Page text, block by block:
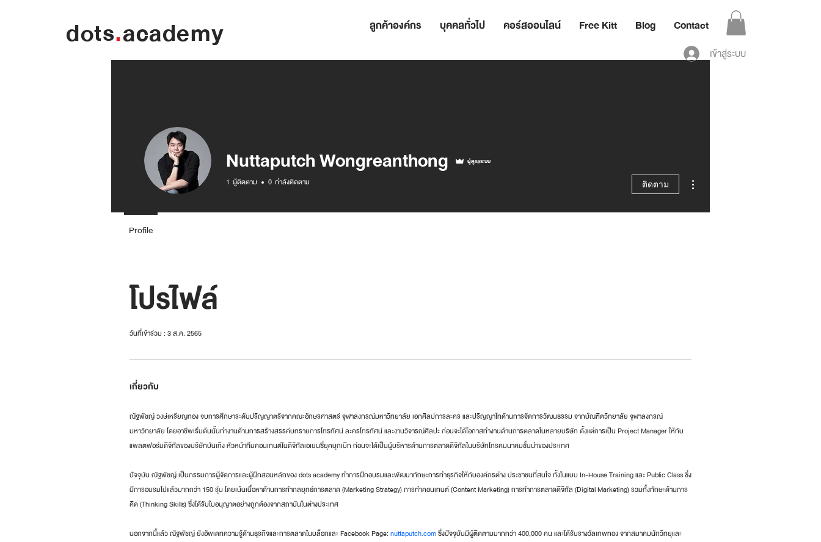
dots.academy ลูกค้าองค์กร บุคคลทั่วไป คอร์สออนไลน์ Free Kitt Blog Contact
เข้าสู่ระบบ
โปรไฟล์
วันที่เข้าร่วม : 3 ส.ค. 2565
เกี่ยวกับ
ณัฐพัชญ์ วงษ์เหรียญทอง จบการศึกษาระดับปริญญาตรีจากคณะอักษรศาสตร์ จุฬาลงกรณ์มหาวิทยาลัย เอกศิลปการละคร และปริญญาโทด้านการจัดการวัฒนธรรม จากบัณฑิตวิทยาลัย จุฬาลงกรณ์
มหาวิทยาลัย โดยอาชีพเริ่มต้นนั้นทำงานด้านการสร้างสรรค์บทรายการโทรทัศน์ ละครโทรทัศน์ และงานวิจารณ์ศิลปะ ก่อนจะได้โอกาสทำงานด้านการตลาดในหลายบริษัท ตั้งแต่การเป็น Project Manager ให้กับ
แพลตฟอร์มดิจิทัลของบริษัทบันเทิง หัวหน้าทีมคอนเทนต์ในดิจิทัลเอเยนซี่ยุคบุกเบิก ก่อนจะได้เป็นผู้บริหารด้านการตลาดดิจิทัลในบริษัทโทรคมนาคมชั้นนำของประเทศ
ปัจจุบัน ณัฐพัชญ์ เป็นกรรมการผู้จัดการและผู้ฝึกสอนหลักของ dots academy ทำการฝึกอบรมและพัฒนาทักษะการทำธุรกิจให้กับองค์กรต่าง ประชาชนที่สนใจ ทั้งในแบบ In-House Training และ Public Class ซึ่ง
มีการอบรมไปแล้วมากกว่า 150 รุ่น โดยเน้นเนื้อหาด้านการทำกลยุทธ์การตลาด (Marketing Strategy) การทำคอนเทนต์ (Content Marketing) การทำการตลาดดิจิทัล (Digital Marketing) รวมทั้งทักษะด้านการ
คิด (Thinking Skills) ซึ่งได้รับใบอนุญาตอย่างถูกต้องจากสถาบันในต่างประเทศ
นอกจากนี้แล้ว ณัฐพัชญ์ ยังอัพเดทความรู้ด้านธุรกิจและการตลาดในบล็อกและ Facebook Page: nuttaputch.com ซึ่งปัจจุบันมีผู้ติดตามมากกว่า 400,000 คน และได้รับรางวัลเทพทอง จากสมาคมนักวิทยุและ
Nuttaputch Wongreanthong ผู้ดูแลระบบ
1 ผู้ติดตาม 0 กำลังติดตาม ติดตาม
Profile